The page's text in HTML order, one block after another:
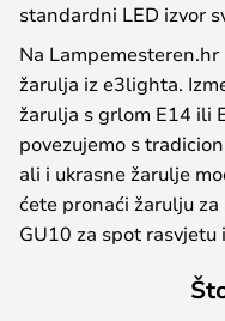
standardni LED izvor
Na
žarulja iz e3lighta.
žarulja s grlom E14 ili
povezujemo s
ali i ukrasne žarulje
ćete pronaći žarulju
GU10 za spot